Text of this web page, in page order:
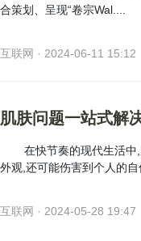
合策划、呈现“卷宗Wal....
互联网 · 2024-06-11 15:12
肌肤问题一站式解
在快节奏的现代生活
外观,还可能伤害到个人的自
互联网 · 2024-05-28 19:47